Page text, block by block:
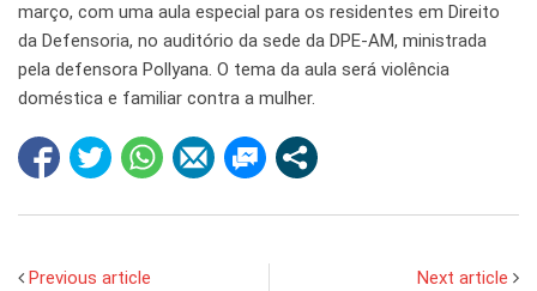
março, com uma aula especial para os residentes em Direito
da Defensoria, no auditório da sede da DPE-AM, ministrada
pela defensora Pollyana. O tema da aula será violência
doméstica e familiar contra a mulher.
Previous article Next article